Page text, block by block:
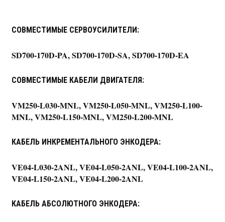
СОВМЕСТИМЫЕ СЕРВОУСИЛИТЕЛИ:
SD700-170D-PA, SD700-170D-SA, SD700-170D-EA
СОВМЕСТИМЫЕ КАБЕЛИ ДВИГАТЕЛЯ:
VM250-L030-MNL, VM250-L050-MNL, VM250-L100-
MNL, VM250-L150-MNL, VM250-L200-MNL
КАБЕЛЬ ИНКРЕМЕНТАЛЬНОГО ЭНКОДЕРА:
VE04-L030-2ANL, VE04-L050-2ANL, VE04-L100-2ANL,
VE04-L150-2ANL, VE04-L200-2ANL
КАБЕЛЬ АБСОЛЮТНОГО ЭНКОДЕРА: